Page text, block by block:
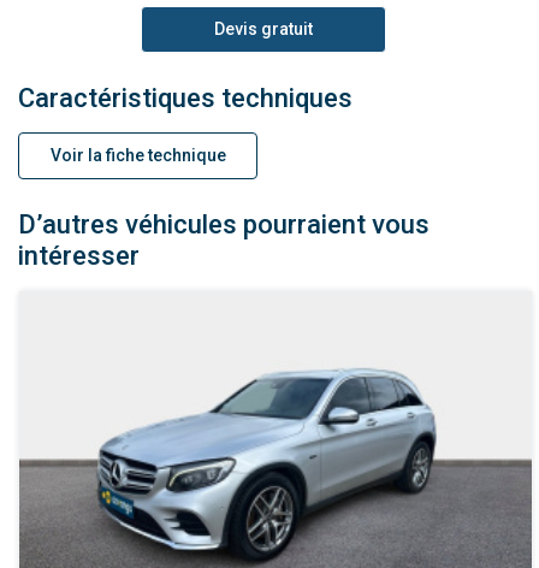
Devis gratuit
Caractéristiques techniques
Voir la fiche technique
D’autres véhicules pourraient vous
intéresser